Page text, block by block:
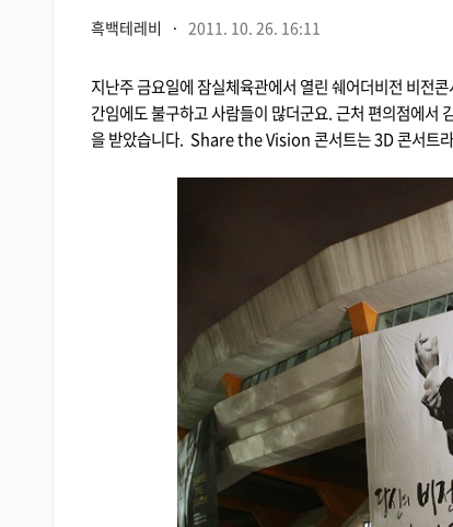
흑백테레비 · 2011. 10. 26. 16:11
지난주 금요일에 잠실체육관에서 열린 쉐어더비전 비전
간임에도 불구하고 사람들이 많더군요. 근처 편의점에서
을 받았습니다. Share the Vision 콘서트는 3D 콘서트